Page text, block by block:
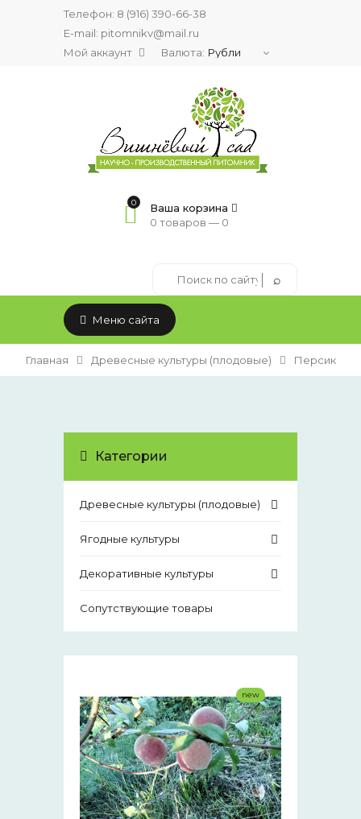
Телефон: 8 (916) 390-66-38
E-mail: pitomnikv@mail.ru
Мой аккаунт
Валюта:
0
Ваша корзина
0 товаров — 0
Меню сайта
Главная Древесные культуры (плодовые) Персик
Категории
Древесные культуры (плодовые)
Ягодные культуры
Декоративные культуры
Сопутствующие товары
new